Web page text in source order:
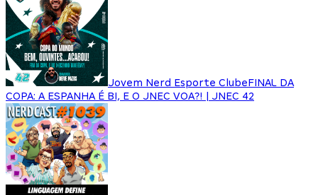
Jovem Nerd Esporte ClubeFINAL DA
COPA: A ESPANHA É BI, E O JNEC VOA?! | JNEC 42